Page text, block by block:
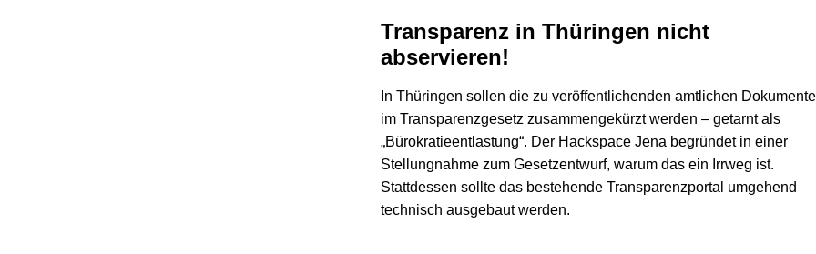
Transparenz in Thüringen nicht
abservieren!
In Thüringen sollen die zu veröffentlichenden amtlichen Dokumente
im Transparenzgesetz zusammengekürzt werden – getarnt als
„Bürokratieentlastung“. Der Hackspace Jena begründet in einer
Stellungnahme zum Gesetzentwurf, warum das ein Irrweg ist.
Stattdessen sollte das bestehende Transparenzportal umgehend
technisch ausgebaut werden.